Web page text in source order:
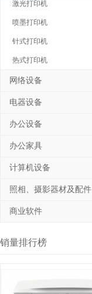
激光打印机
喷墨打印机
针式打印机
热式打印机
网络设备
电器设备
办公设备
办公家具
计算机设备
照相、摄影器材及配件
商业软件
销量排行榜